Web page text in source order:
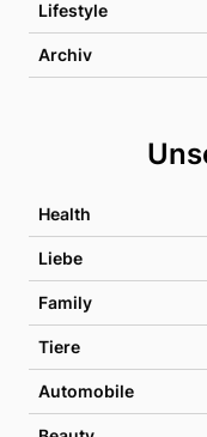
Lifestyle
Archiv
Health
Liebe
Family
Tiere
Automobile